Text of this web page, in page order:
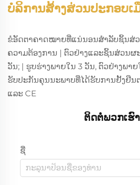
ບໍລິການສ້າງສ່ວນປະກອບເ
ຂໍອັດຕາຄາດໝາຍທີ່ແນ່ນອນສຳລັບຊິ້ນສ່
ຄວາມຕ້ອງການ | ຕົວຢ່າງແລະຊິ້ນສ່ວນຜ
ວັນ; | ຮູບຮ່າງພາຍໃນ 3 ວັນ, ຕົວຢ່າງພາ
ຮັບປະກັນຄຸນນະພາບທີ່ໄດ້ຮັບການຢັ້ງຢືນ
ແລະ CE
ຕິດຕໍ່ພວກເຮົາ
ຊື່